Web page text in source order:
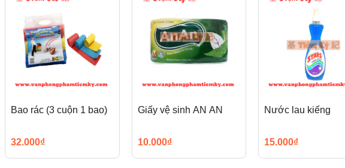
Bao rác (3 cuộn 1 bao)
32.000₫
Giấy vệ sinh AN AN
10.000₫
Nước lau kiếng
15.000₫